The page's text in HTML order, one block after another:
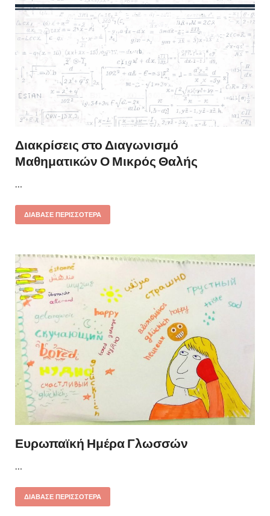
Διακρίσεις στο Διαγωνισμό
Μαθηματικών Ο Μικρός Θαλής
…
ΔΙΆΒΑΣΕ ΠΕΡΙΣΣΌΤΕΡΑ
Ευρωπαϊκή Ημέρα Γλωσσών
…
ΔΙΆΒΑΣΕ ΠΕΡΙΣΣΌΤΕΡΑ